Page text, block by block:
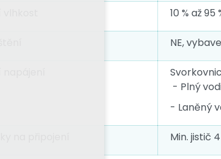
10 % až
NE,
- Plný
- Laněný
Min. jistič